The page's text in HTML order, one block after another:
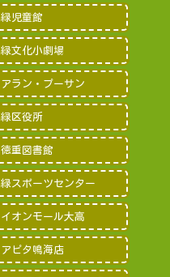
緑児童館
緑文化小劇場
アラン・プーサン
緑区役所
徳重図書館
緑スポーツセンター
イオンモール大高
アピタ鳴海店